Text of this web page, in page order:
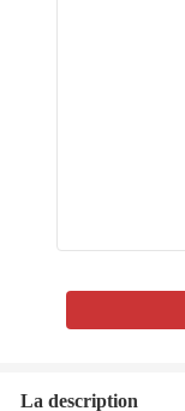
La description